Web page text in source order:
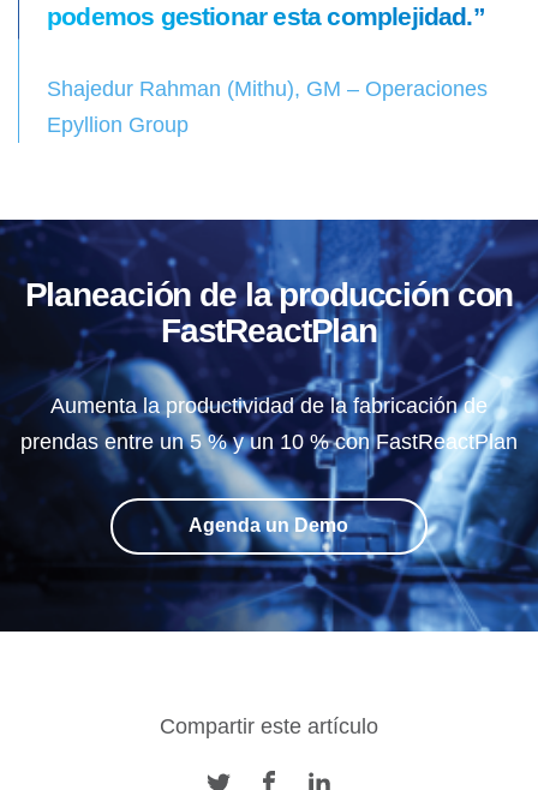
podemos gestionar esta complejidad.”
Shajedur Rahman (Mithu), GM – Operaciones
Epyllion Group
Planeación de la producción con
FastReactPlan
Aumenta la productividad de la fabricación de
prendas entre un 5 % y un 10 % con FastReactPlan
Agenda un Demo
Compartir este artículo